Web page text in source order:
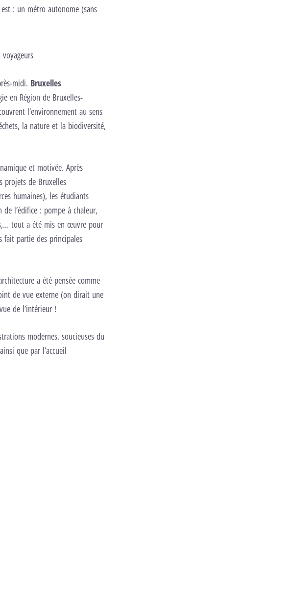
: un métro autonome (sans
midi. Bruxelles
en Région de Bruxelles-
l’en­vironnement au sens
la nature et la biodiversité,
et motivée. Après
projets de Bruxelles
humaines), les étudiants
l’édifice : pompe à chaleur,
tout a été mis en œuvre pour
fait partie des principales
a été pensée comme
de vue externe (on dirait une
de l’intérieur !
modernes, soucieuses du
que par l’accueil